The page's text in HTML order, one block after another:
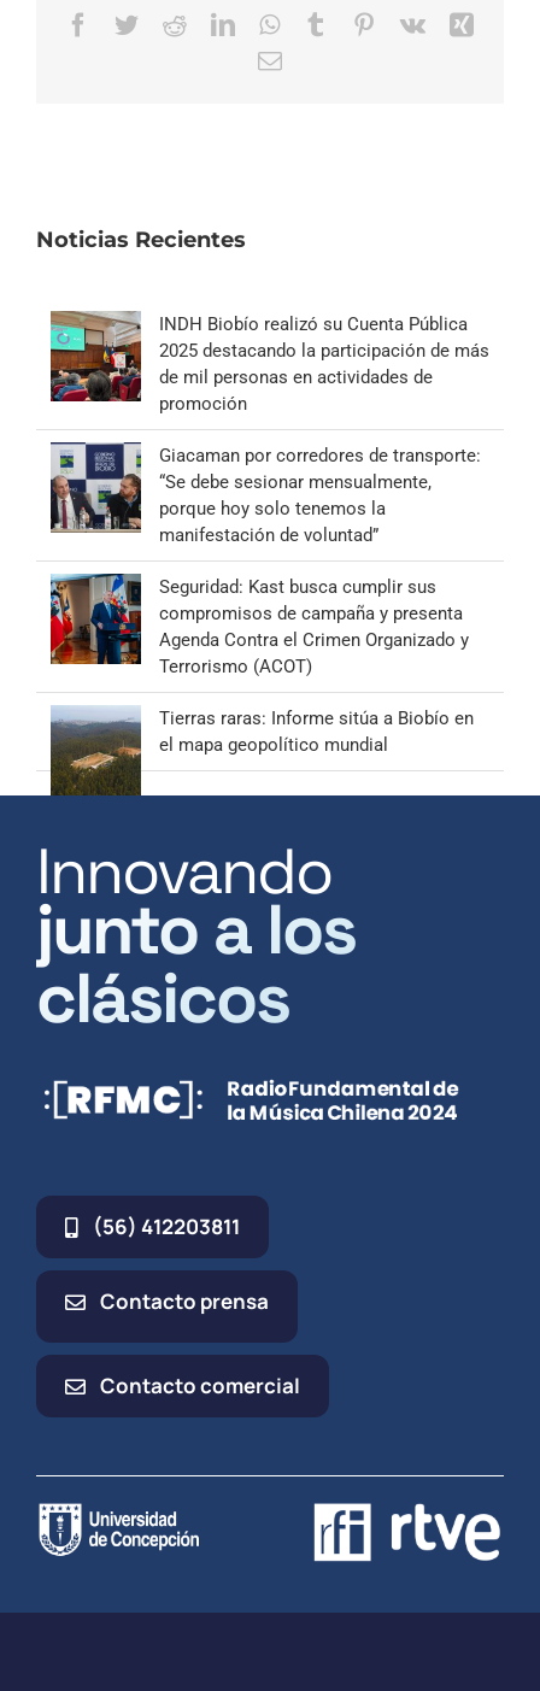
Facebook
TwitterRedditLinkedInWhatsApp
TumblrPinterest
Vk
Correo
Noticias Recientes
INDH Biobío realizó su Cuenta Pública
2025 destacando la participación de más
de mil personas en actividades de
promoción
Giacaman por corredores de transporte:
“Se debe sesionar mensualmente,
porque hoy solo tenemos la
manifestación de voluntad”
Seguridad: Kast busca cumplir sus
compromisos de campaña y presenta
Agenda Contra el Crimen Organizado y
Terrorismo (ACOT)
Tierras raras: Informe sitúa a Biobío en
el mapa geopolítico mundial
Innovando
junto a los
clásicos
(56) 412203811
Contacto prensa
Contacto comercial